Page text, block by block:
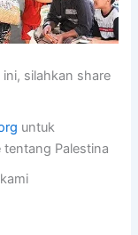
silahkan share
untuk
Palestina
kami